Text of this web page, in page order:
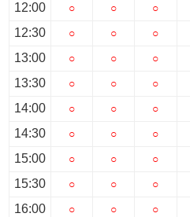
12:00
12:30
13:00
13:30
14:00
14:30
15:00
15:30
16:00
○
○
○
○
○
○
○
○
○
○
○
○
○
○
○
○
○
○
○
○
○
○
○
○
○
○
○